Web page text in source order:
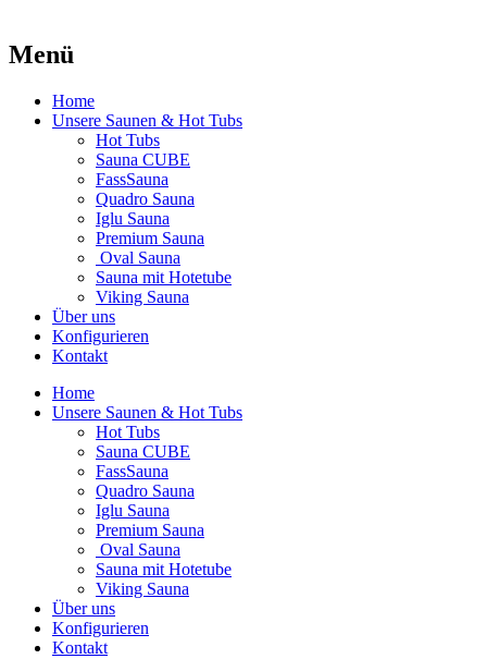
Menü
Home
Unsere Saunen & Hot Tubs
Hot Tubs
Sauna CUBE
FassSauna
Quadro Sauna
Iglu Sauna
Premium Sauna
Oval Sauna
Sauna mit Hotetube
Viking Sauna
Über uns
Konfigurieren
Kontakt
Home
Unsere Saunen & Hot Tubs
Hot Tubs
Sauna CUBE
FassSauna
Quadro Sauna
Iglu Sauna
Premium Sauna
Oval Sauna
Sauna mit Hotetube
Viking Sauna
Über uns
Konfigurieren
Kontakt